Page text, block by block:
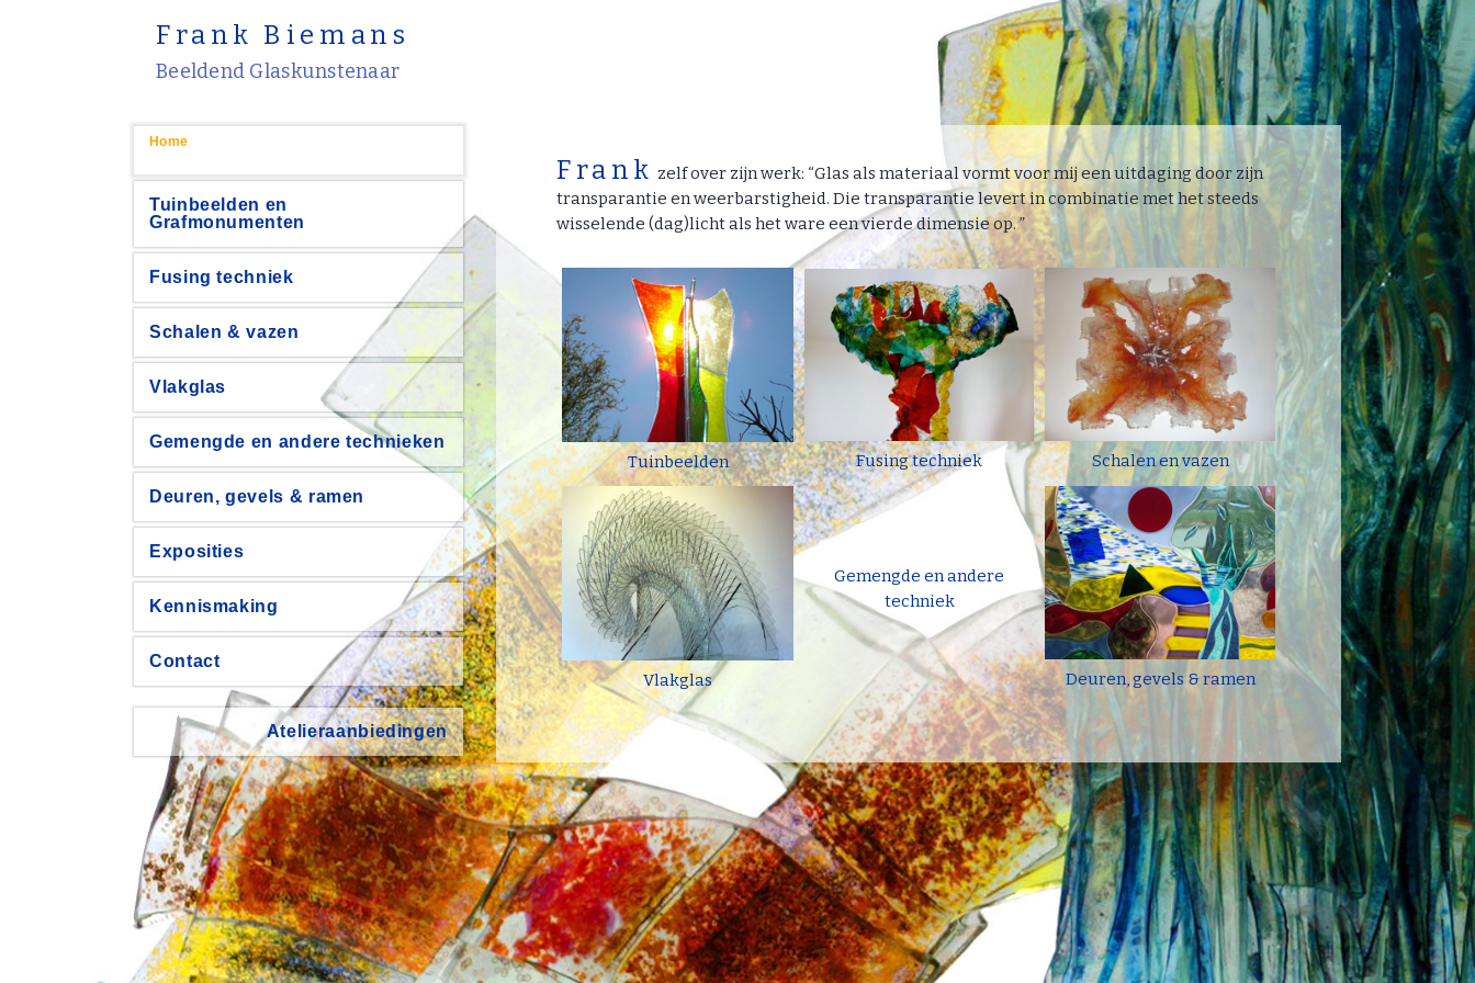
Frank Biemans
Beeldend Glaskunstenaar
Home
Tuinbeelden en
Grafmonumenten
Fusing techniek
Schalen & vazen
Vlakglas
Gemengde en andere technieken
Deuren, gevels & ramen
Exposities
Kennismaking
Contact
Atelieraanbiedingen
Frank zelf over zijn werk: “Glas als materiaal vormt voor mij een uitdaging door zijn
transparantie en weerbarstigheid. Die transparantie levert in combinatie met het steeds
wisselende (dag)licht als het ware een vierde dimensie op. ”
Tuinbeelden Fusing techniek Schalen en vazen
Vlakglas
Gemengde en andere
techniek
Deuren, gevels & ramen